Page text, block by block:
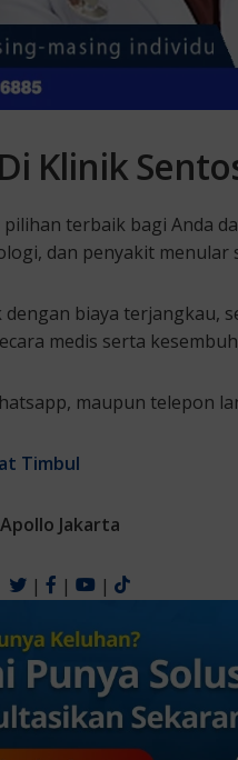
Klinik
pilihan terbaik bagi Anda
dan penyakit menular
biaya terjangkau,
medis serta
maupun telepon
Timbul
Jakarta
| | |